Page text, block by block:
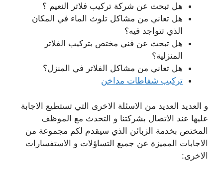
هل تبحث عن شركة تركيب فلاتر النعيم ؟
هل تعاني من مشاكل تلوث الماء في المكان
الذي تتواجد فيه؟
هل تبحث عن فني مختص بتركيب الفلاتر
المنزلية؟
هل تعاني من مشاكل الفلاتر في المنزل؟
تركيب شفاطات مداخن
و العديد العديد من الاسئلة الاخرى التي تستطيع الاجابة
عليها عند الاتصال بشركتنا و التحدث مع الموظف
المختص بخدمة الزبائن الذي سيقدم لكم مجموعة من
الاجابات المميزة عن جميع التساؤلات و الاستفسارات
الاخرى: